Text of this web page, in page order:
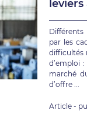
par les
difficultés
d’emploi
marché
d’offre ...
Article -